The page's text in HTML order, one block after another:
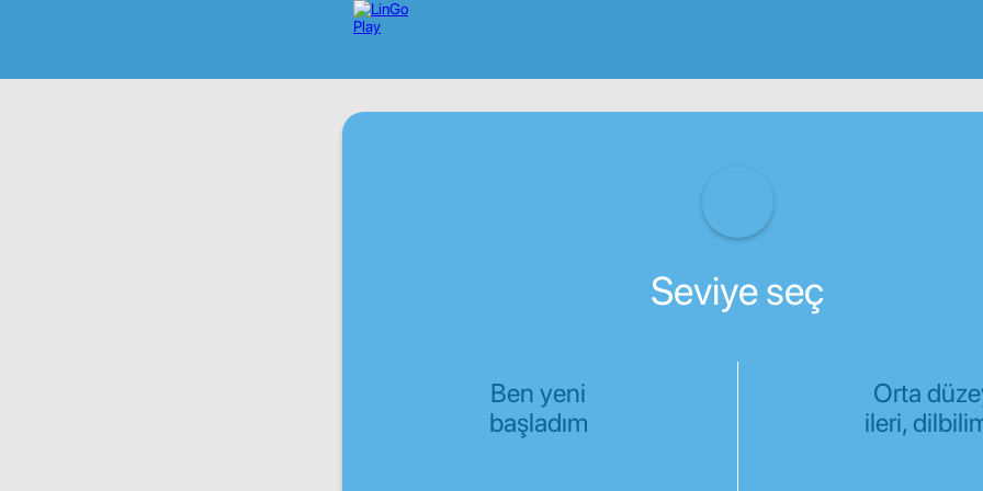
Seviye seç
Ben yeni
başladım
Orta
ileri,